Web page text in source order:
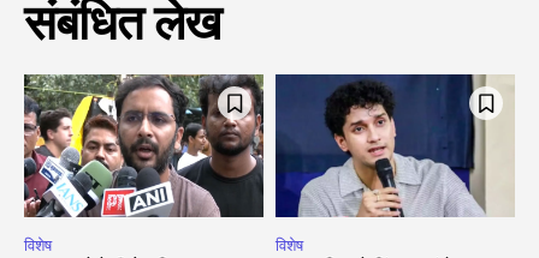
संबंधित लेख
विशेष विशेष